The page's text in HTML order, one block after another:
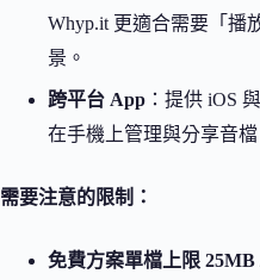
Whyp.it 更適合需要「播
景。
跨平台 App ：提供 iOS
在手機上管理與分享音檔
需要注意的限制：
免費方案單檔上限 25MB